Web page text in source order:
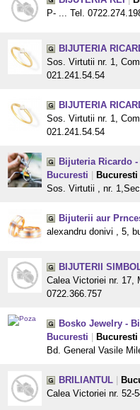
P- ... Tel.
BIJUTERIA
Sos. Virtutii nr. 1,
021.241.54.54
BIJUTERIA
Sos. Virtutii nr. 1,
021.241.54.54
Bijuteria Ricardo
Bucuresti
Bucuresti
Sos. Virtutii , nr.
Bijuterii aur
alexandru donivi , 5,
BIJUTERII
Calea Victoriei nr. 17,
0722.366.757
Bosko Jewelry -
Bucuresti
Bucuresti
Bd. General Vasile
BRILIANTUL
Calea Victoriei nr. 52-